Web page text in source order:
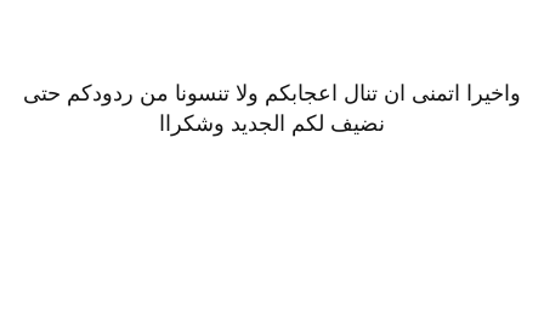
واخيرا اتمنى ان تنال اعجابكم ولا تنسونا من ردودكم حتى
نضيف لكم الجديد وشكراا